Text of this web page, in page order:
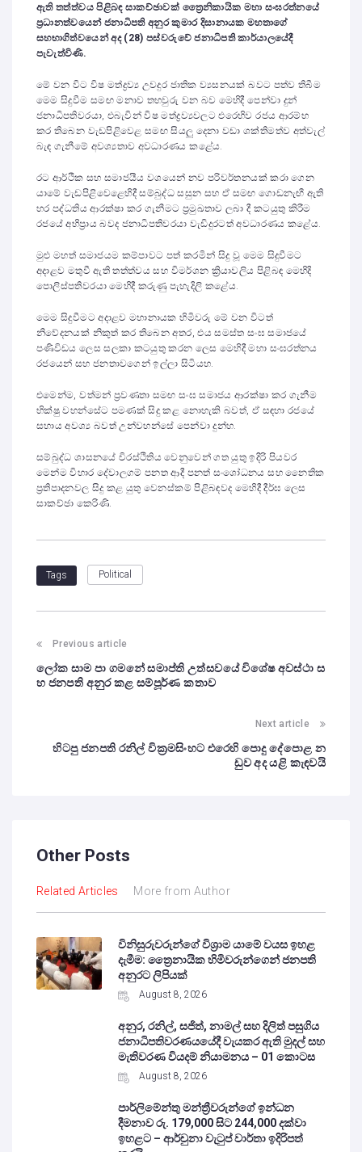
ඇති තත්ත්වය පිළිබඳ සාකච්ඡාවක් ත්‍රෛනිකායික මහා සංඝරත්නයේ
ප්‍රධානත්වයෙන් ජනාධිපති අනුර කුමාර දිසානායක මහතාගේ
සහභාගිත්වයෙන් අද (28) පස්වරුවේ ජනාධිපති කාර්යාලයේදී
පැවැත්විණි.
මේ වන විට විෂ මත්ද්‍රව්‍ය උවදුර ජාතික ව්‍යසනයක් බවට පත්ව තිබීම
මෙම සිදුවීම සමඟ මනාව තහවුරු වන බව මෙහිදී පෙන්වා දුන්
ජනාධිපතිවරයා, එබැවින් විෂ මත්ද්‍රව්‍යවලට එරෙහිව රජය ආරම්භ
කර තිබෙන වැඩපිළිවෙළ සමඟ සියලු දෙනා වඩා ශක්තිමත්ව අත්වැල්
බැඳ ගැනීමේ අවශ්‍යතාව අවධාරණය කළේය.
රට ආර්ථික සහ සමාජයීය වශයෙන් නව පරිවර්තනයක් කරා ගෙන
යාමේ වැඩපිළිවෙළෙහිදී සම්බුද්ධ සසුන සහ ඒ සමඟ ගොඩනැඟී ඇති
හර පද්ධතිය ආරක්ෂා කර ගැනීමට ප්‍රමුඛතාව ලබා දී කටයුතු කිරීම
රජයේ අභිප්‍රාය බවද ජනාධිපතිවරයා වැඩිදුරටත් අවධාරණය කළේය.
මුළු මහත් සමාජයම කම්පාවට පත් කරමින් සිදු වූ මෙම සිදුවීමට
අදාළව මතුවී ඇති තත්ත්වය සහ විමර්ශන ක්‍රියාවලිය පිළිබඳ මෙහිදි
පොලිස්පතිවරයා මෙහිදී කරුණු පැහැදිලි කළේය.
මෙම සිදුවීමට අදාළව මහානායක හිමිවරු මේ වන විටත්
නිවේදනයක් නිකුත් කර තිබෙන අතර, එය සමස්ත සංඝ සමාජයේ
පණිවිඩය ලෙස සලකා කටයුතු කරන ලෙස මෙහිදී මහා සංඝරත්නය
රජයෙන් සහ ජනතාවගෙන් ඉල්ලා සිටියහ.
එමෙන්ම, වත්මන් ප්‍රවණතා සමඟ සංඝ සමාජය ආරක්ෂා කර ගැනීම
භික්ෂු වහන්සේට පමණක් සිදු කළ නොහැකි බවත්, ඒ සඳහා රජයේ
සහාය අවශ්‍ය බවත් උන්වහන්සේ පෙන්වා දුන්හ.
සම්බුද්ධ ශාසනයේ චිරස්ථිතිය වෙනුවෙන් ගත යුතු ඉදිරි පියවර
මෙන්ම විහාර දේවාලගම් පනත ආදී පනත් සංශෝධනය සහ නෛතික
ප්‍රතිපාදනවල සිදු කළ යුතු වෙනස්කම් පිළිබඳවද මෙහිදී දීර්ඝ ලෙස
සාකච්ඡා කෙරිණි.
Tags Political
Previous article
ලෝක සාම පා ගමනේ සමාප්ති උත්සවයේ විශේෂ අවස්ථා ස
හ ජනපති අනුර කළ සම්පූර්ණ කතාව
Next article
හිටපු ජනපති රනිල් වික්‍රමසිංහට එරෙහි පොදු දේපොළ න
ඩුව අද යළි කැඳවයි
Other Posts
Related Articles More from Author
විනිසුරුවරුන්ගේ විශ්‍රාම යාමේ වයස ඉහළ
දැමීම: ත්‍රෛනායික හිමිවරුන්ගෙන් ජනපති
අනුරට ලිපියක්
August 8, 2026
අනුර, රනිල්, සජිත්, නාමල් සහ දිලිත් පසුගිය
ජනාධිපතිවරණයයේදී වැයකර ඇති මුදල් සහ
මැතිවරණ වියදම් නියාමනය – 01 කොටස
August 8, 2026
පාර්ලිමේන්තු මන්ත්‍රීවරුන්ගේ ඉන්ධන
දීමනාව රු. 179,000 සිට 244,000 දක්වා
ඉහළට – ආර්චුනා වැටුප් වාර්තා ඉදිරිපත්